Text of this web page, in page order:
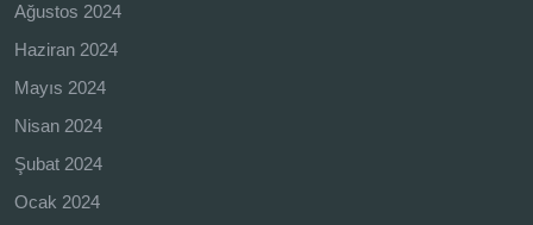
Ağustos 2024
Haziran 2024
Mayıs 2024
Nisan 2024
Şubat 2024
Ocak 2024